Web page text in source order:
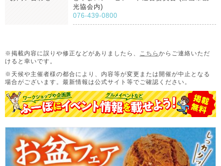
光協会内)
076-439-0800
※掲載内容に誤りや修正などがありましたら、 こちら からご連絡いただ
けると幸いです。
※天候や主催者様の都合により、内容等が変更または開催が中止となる
場合がございます。 最新情報は公式サイト等でご確認ください。